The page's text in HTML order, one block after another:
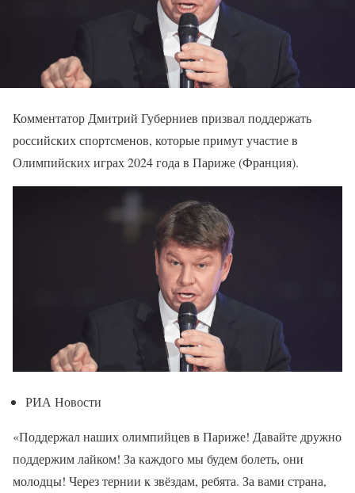
Комментатор Дмитрий Губерниев призвал поддержать
российских спортсменов, которые примут участие в
Олимпийских играх 2024 года в Париже (Франция).
РИА Новости
«Поддержал наших олимпийцев в Париже! Давайте дружно
поддержим лайком! За каждого мы будем болеть, они
молодцы! Через тернии к звёздам, ребята. За вами страна,